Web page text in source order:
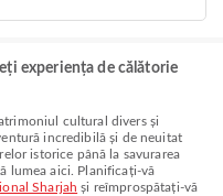
experiența de călătorie
cultural divers și
incredibilă și de neuitat
istorice până la savurarea
lumea aici. Planificați-vă
Sharjah și reîmprospătați-vă